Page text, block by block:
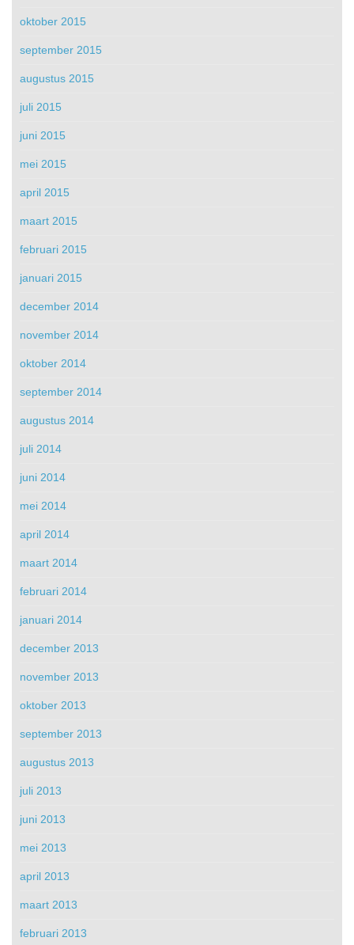
oktober 2015
september 2015
augustus 2015
juli 2015
juni 2015
mei 2015
april 2015
maart 2015
februari 2015
januari 2015
december 2014
november 2014
oktober 2014
september 2014
augustus 2014
juli 2014
juni 2014
mei 2014
april 2014
maart 2014
februari 2014
januari 2014
december 2013
november 2013
oktober 2013
september 2013
augustus 2013
juli 2013
juni 2013
mei 2013
april 2013
maart 2013
februari 2013